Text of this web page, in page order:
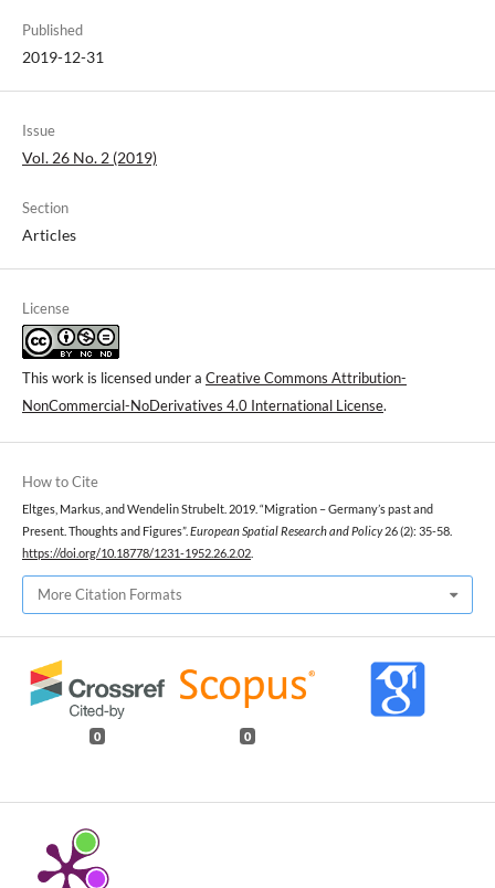
Published
2019-12-31
Issue
Vol. 26 No. 2 (2019)
Section
Articles
License
This work is licensed under a Creative Commons Attribution-
NonCommercial-NoDerivatives 4.0 International License.
How to Cite
Eltges, Markus, and Wendelin Strubelt. 2019. “Migration – Germany’s past and
Present. Thoughts and Figures”. European Spatial Research and Policy26 (2): 35-58.
https://doi.org/10.18778/1231-1952.26.2.02
More Citation Formats
0 0